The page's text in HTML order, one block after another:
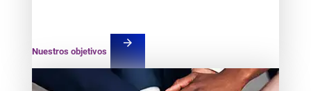
Nuestros objetivos
arrow_forward